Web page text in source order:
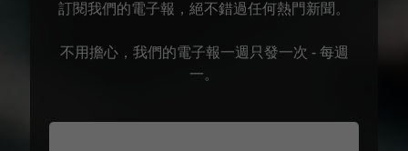
訂閱我們的電子報，絕不錯過任何熱門新聞。
不用擔心，我們的電子報一週只發一次 - 每週
一。